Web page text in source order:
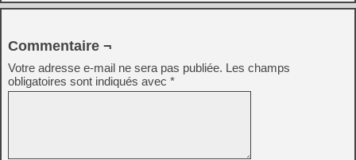
Commentaire ¬
Votre adresse e-mail ne sera pas publiée. Les champs
obligatoires sont indiqués avec *